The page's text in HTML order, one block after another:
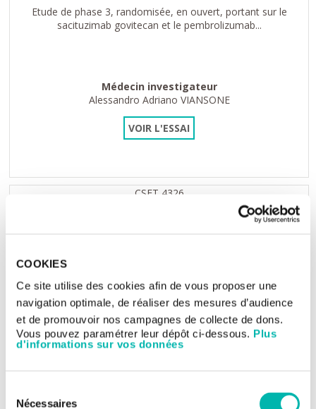
COOKIES
Ce site utilise des cookies afin de vous proposer une
navigation optimale, de réaliser des mesures d’audience
et de promouvoir nos campagnes de collecte de dons.
Vous pouvez paramétrer leur dépôt ci-dessous. Plus
d'informations sur vos données
Nécessaires
Etude de phase 3, randomisée, en ouvert, portant sur le
sacituzimab govitecan et le pembrolizumab...
Médecin investigateur
Alessandro Adriano VIANSONE
VOIR L'ESSAI
CSET 4326
ER+, HER2- advanced breast cancer
Étude comparative avec traitement de référence de phase III
randomisée, en double aveugle, visant à...
Médecin investigateur